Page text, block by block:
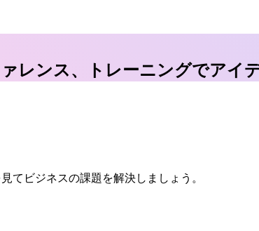
レンス、トレーニングでアイ
てビジネスの課題を解決しましょう。